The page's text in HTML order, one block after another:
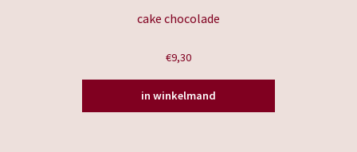
cake chocolade
€9,30
in winkelmand